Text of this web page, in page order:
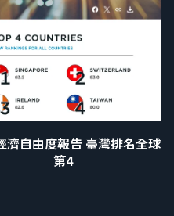
濟自由度報告 臺灣排名全球
第4